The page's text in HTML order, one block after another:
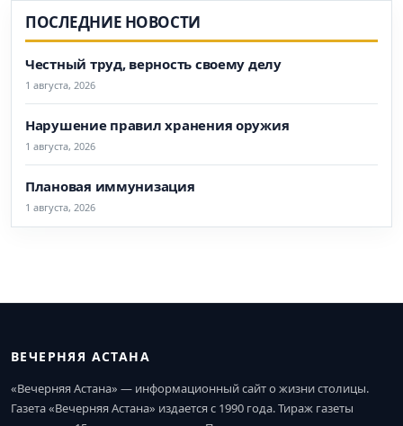
ПОСЛЕДНИЕ НОВОСТИ
Честный труд, верность своему делу
1 августа, 2026
Нарушение правил хранения оружия
1 августа, 2026
Плановая иммунизация
1 августа, 2026
ВЕЧЕРНЯЯ АСТАНА
«Вечерняя Астана» — информационный сайт о жизни столицы.
Газета «Вечерняя Астана» издается с 1990 года. Тираж газеты